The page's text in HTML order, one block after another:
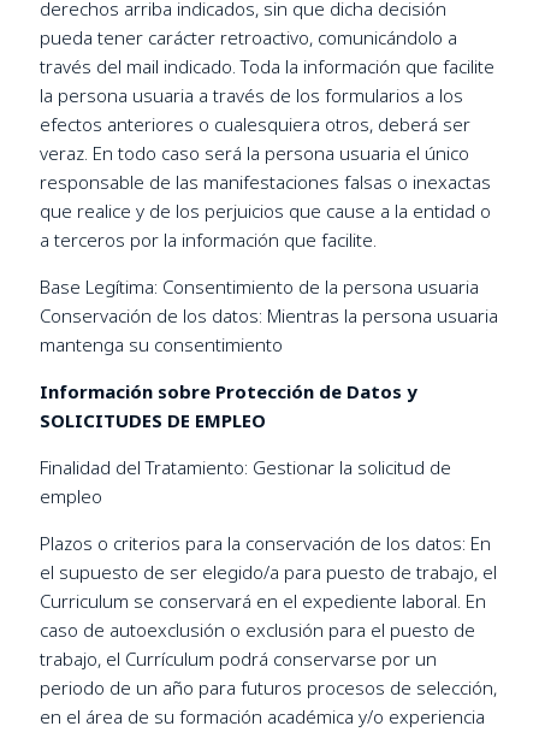
derechos arriba indicados, sin que dicha decisión
pueda tener carácter retroactivo, comunicándolo a
través del mail indicado. Toda la información que facilite
la persona usuaria a través de los formularios a los
efectos anteriores o cualesquiera otros, deberá ser
veraz. En todo caso será la persona usuaria el único
responsable de las manifestaciones falsas o inexactas
que realice y de los perjuicios que cause a la entidad o
a terceros por la información que facilite.
Base Legítima: Consentimiento de la persona usuaria
Conservación de los datos: Mientras la persona usuaria
mantenga su consentimiento
Información sobre Protección de Datos y
SOLICITUDES DE EMPLEO
Finalidad del Tratamiento: Gestionar la solicitud de
empleo
Plazos o criterios para la conservación de los datos: En
el supuesto de ser elegido/a para puesto de trabajo, el
Curriculum se conservará en el expediente laboral. En
caso de autoexclusión o exclusión para el puesto de
trabajo, el Currículum podrá conservarse por un
periodo de un año para futuros procesos de selección,
en el área de su formación académica y/o experiencia